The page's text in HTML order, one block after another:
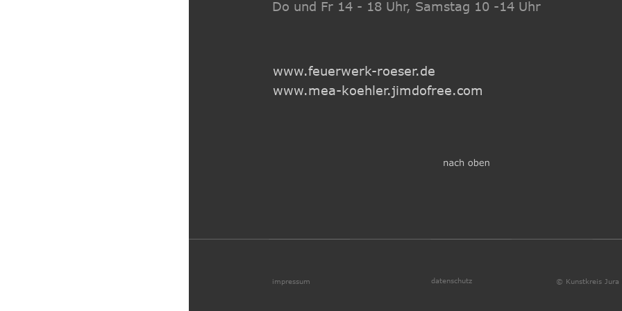
© Kunstkreis Jura
impressum datenschutz
Do und Fr 14 - 18 Uhr, Samstag 10 -14 Uhr
www.feuerwerk-roeser.de
www.mea-koehler.jimdofree.com